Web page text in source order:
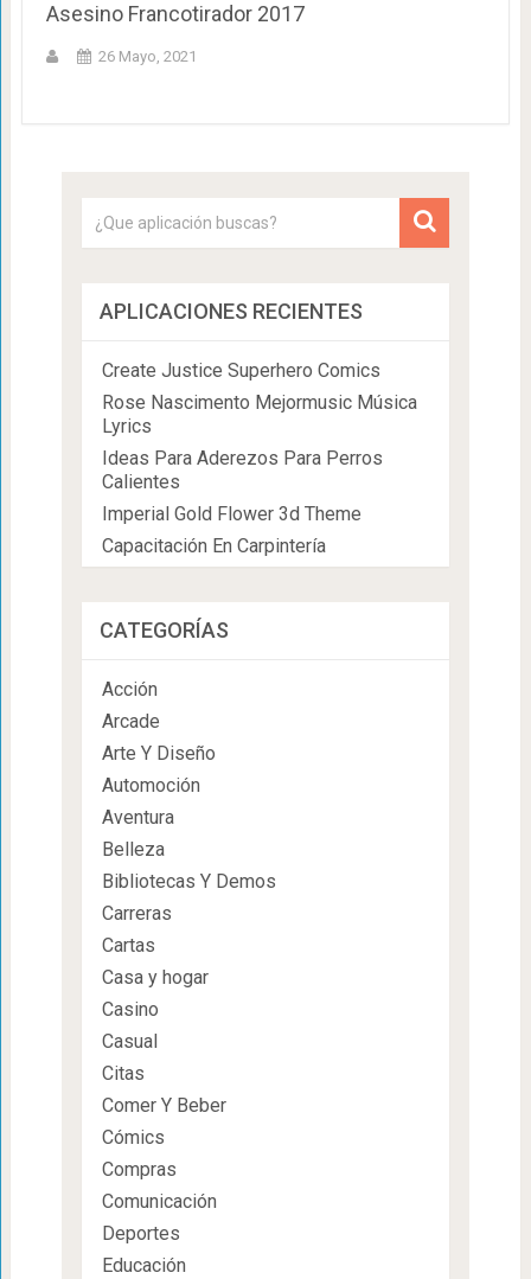
Asesino Francotirador 2017
26 Mayo, 2021
APLICACIONES RECIENTES
Create Justice Superhero Comics
Rose Nascimento Mejormusic Música
Lyrics
Ideas Para Aderezos Para Perros
Calientes
Imperial Gold Flower 3d Theme
Capacitación En Carpintería
CATEGORÍAS
Acción
Arcade
Arte Y Diseño
Automoción
Aventura
Belleza
Bibliotecas Y Demos
Carreras
Cartas
Casa y hogar
Casino
Casual
Citas
Comer Y Beber
Cómics
Compras
Comunicación
Deportes
Educación